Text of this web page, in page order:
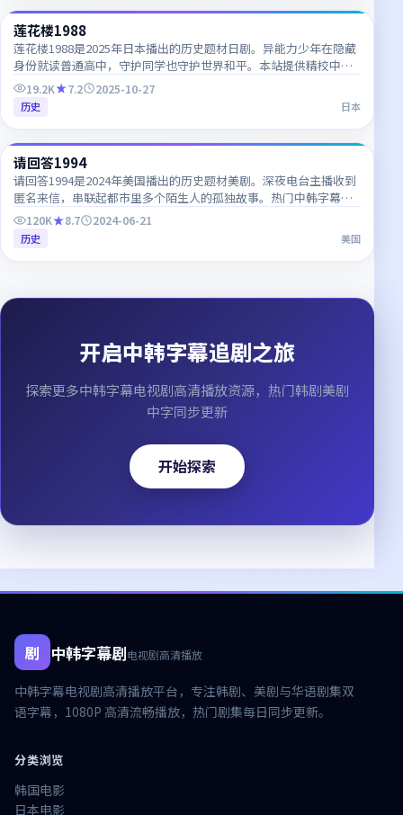
JP
莲花楼1988
莲花楼1988是2025年日本播出的历史题材日剧。异能力少年在隐藏
身份就读普通高中，守护同学也守护世界和平。本站提供精校中韩
双语字幕，支持1080P高清流畅在线播放。
19.2K 7.2 2025-10-27
历史 日本
CN
请回答1994
请回答1994是2024年美国播出的历史题材美剧。深夜电台主播收到
匿名来信，串联起都市里多个陌生人的孤独故事。热门中韩字幕电
视剧，每日更新，支持多终端高清播放。
120K 8.7 2024-06-21
历史 美国
开启中韩字幕追剧之旅
探索更多中韩字幕电视剧高清播放资源，热门韩剧美剧
中字同步更新
开始探索
剧 中韩字幕剧电视剧高清播放
中韩字幕电视剧高清播放平台，专注韩剧、美剧与华语剧集双
语字幕，1080P 高清流畅播放，热门剧集每日同步更新。
分类浏览
韩国电影
日本电影